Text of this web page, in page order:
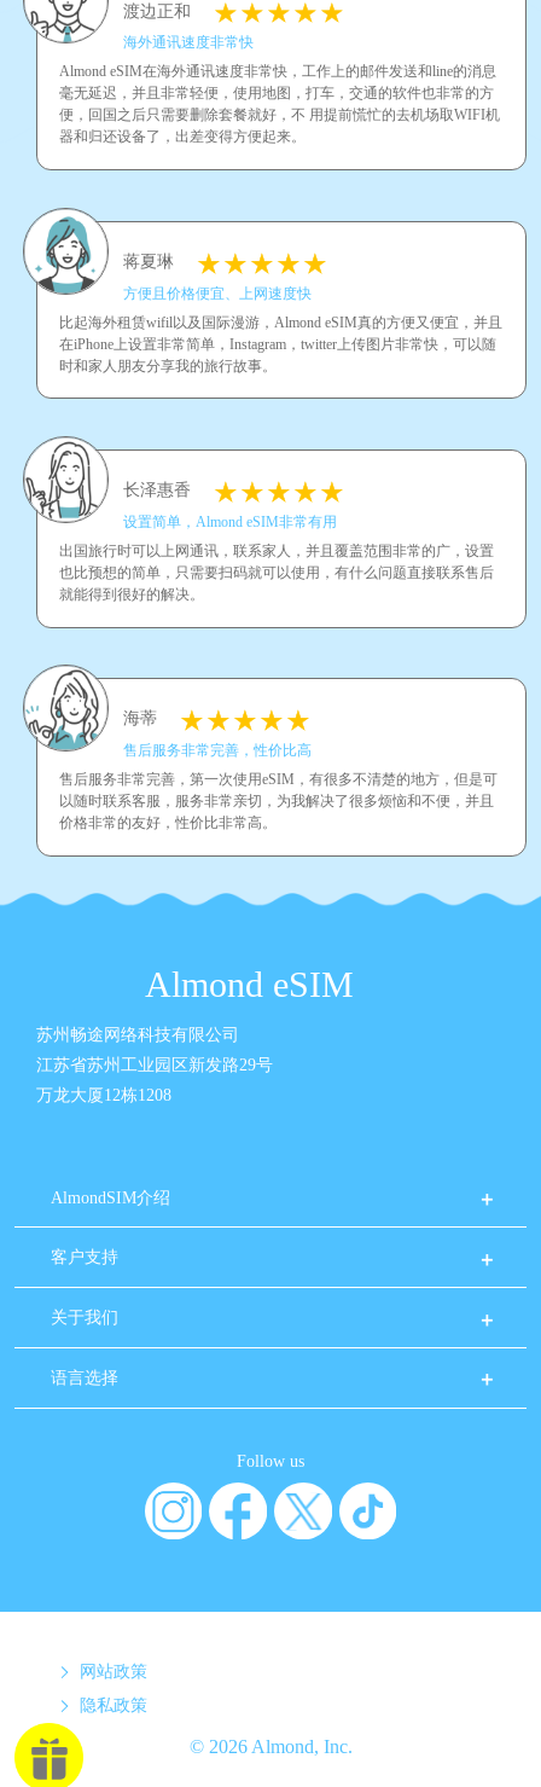
渡边正和
海外通讯速度非常快
Almond eSIM在海外通讯速度非常快，工作上的邮件发送和line的消息
毫无延迟，并且非常轻便，使用地图，打车，交通的软件也非常的方
便，回国之后只需要删除套餐就好，不 用提前慌忙的去机场取WIFI机
器和归还设备了，出差变得方便起来。
蒋夏琳
方便且价格便宜、上网速度快
比起海外租赁wifil以及国际漫游，Almond eSIM真的方便又便宜，并且
在iPhone上设置非常简单，Instagram，twitter上传图片非常快，可以随
时和家人朋友分享我的旅行故事。
长泽惠香
设置简单，Almond eSIM非常有用
出国旅行时可以上网通讯，联系家人，并且覆盖范围非常的广，设置
也比预想的简单，只需要扫码就可以使用，有什么问题直接联系售后
就能得到很好的解决。
海蒂
售后服务非常完善，性价比高
售后服务非常完善，第一次使用eSIM，有很多不清楚的地方，但是可
以随时联系客服，服务非常亲切，为我解决了很多烦恼和不便，并且
价格非常的友好，性价比非常高。
Almond eSIM
苏州畅途网络科技有限公司
江苏省苏州工业园区新发路29号
万龙大厦12栋1208
AlmondSIM介绍
客户支持
关于我们
语言选择
Follow us
网站政策
隐私政策
© 2026 Almond, Inc.